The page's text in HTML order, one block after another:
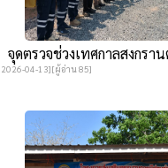
จุดตรวจช่วงเทศกาลสงกรา
2026-04-13][ผู้อ่าน 85]